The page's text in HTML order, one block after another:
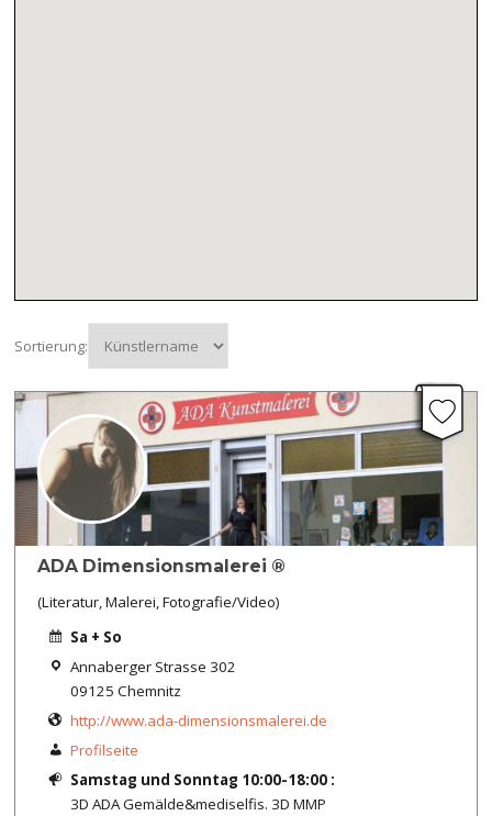
Sortierung:
ADA Dimensionsmalerei ®
(Literatur, Malerei, Fotografie/Video)
Sa + So
Annaberger Strasse 302
09125 Chemnitz
http://www.ada-dimensionsmalerei.de
Profilseite
Samstag und Sonntag 10:00-18:00 :
3D ADA Gemälde&mediselfis. 3D MMP